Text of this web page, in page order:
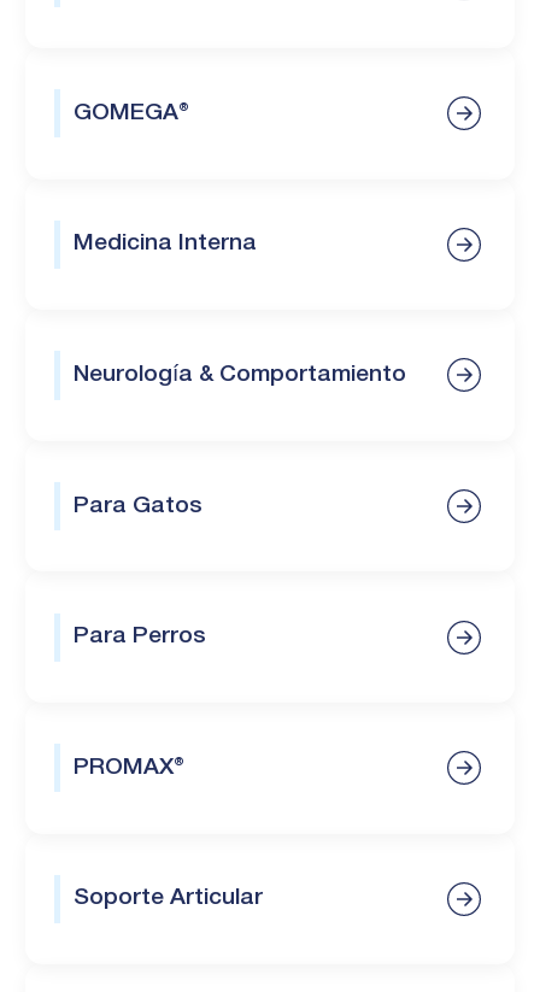
GOMEGA®
Medicina Interna
Neurología & Comportamiento
Para Gatos
Para Perros
PROMAX®
Soporte Articular